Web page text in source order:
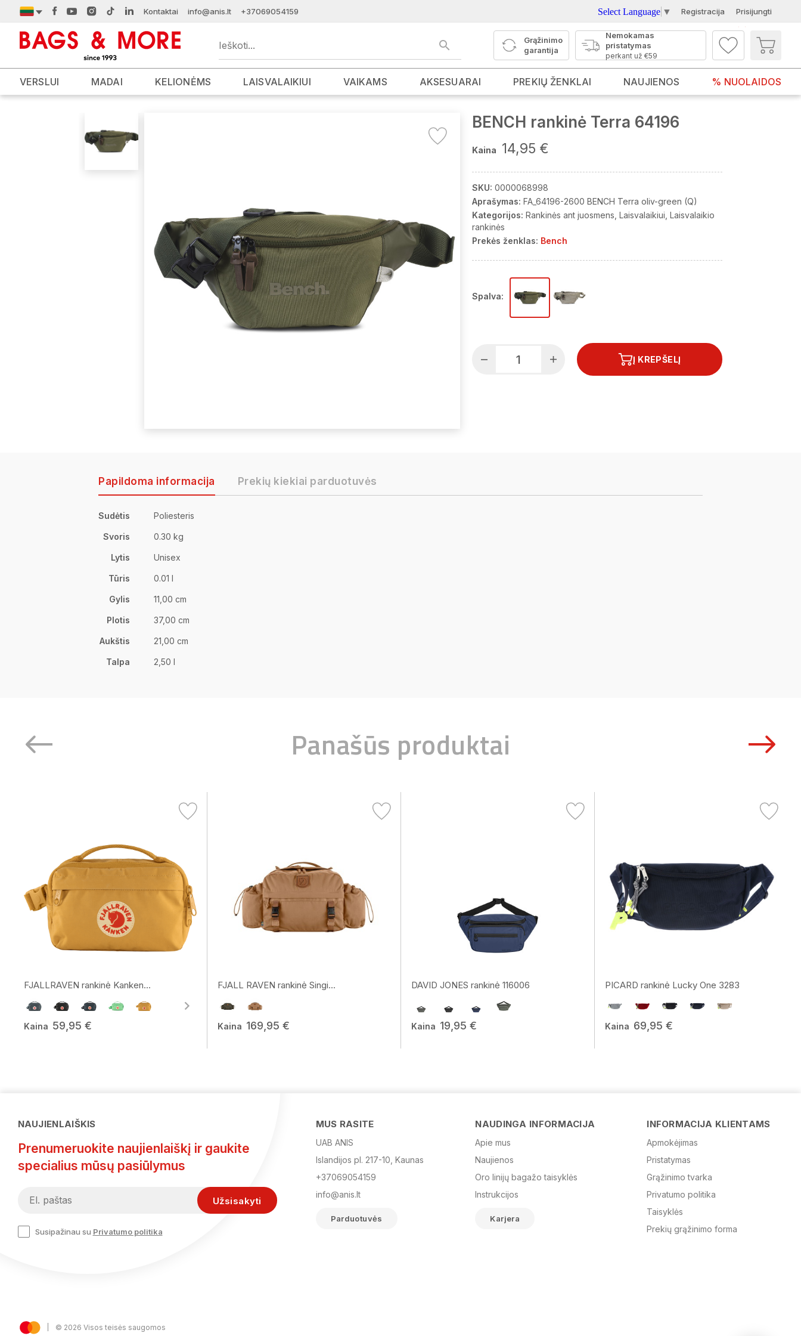
Kontaktai info@anis.lt +37069054159 Select Language ▼ Registracija Prisijungti
Grąžinimo
garantija
Nemokamas
pristatymas
perkant už €59
VERSLUI MADAI KELIONĖMS LAISVALAIKIUI VAIKAMS AKSESUARAI PREKIŲ ŽENKLAI NAUJIENOS % NUOLAIDOS
BENCH rankinė Terra 64196
Kaina 14,95 €
SKU: 0000068998
Aprašymas: FA_64196-2600 BENCH Terra oliv-green (Q)
Kategorijos: Rankinės ant juosmens Laisvalaikiui Laisvalaikio
rankinės
Prekės ženklas: Bench
Spalva:
Į KREPŠELĮ
Papildoma informacija Prekių kiekiai parduotuvės
Sudėtis Poliesteris
Svoris 0.30 kg
Lytis Unisex
Tūris 0.01 l
Gylis 11,00 cm
Plotis 37,00 cm
Aukštis 21,00 cm
Talpa 2,50 l
Panašūs produktai
FJALLRAVEN rankinė Kanken...
Kaina 59,95 €
FJALL RAVEN rankinė Singi...
Kaina 169,95 €
DAVID JONES rankinė 116006
Kaina 19,95 €
PICARD rankinė Lucky One 3283
Kaina 69,95 €
NAUJIENLAIŠKIS
Prenumeruokite naujienlaiškį ir gaukite
specialius mūsų pasiūlymus
Susipažinau su Privatumo politika
MUS RASITE
UAB ANIS
Islandijos pl. 217-10, Kaunas
+37069054159
info@anis.lt
Parduotuvės
NAUDINGA INFORMACIJA
Apie mus
Naujienos
Oro linijų bagažo taisyklės
Instrukcijos
Karjera
INFORMACIJA KLIENTAMS
Apmokėjimas
Pristatymas
Grąžinimo tvarka
Privatumo politika
Taisyklės
Prekių grąžinimo forma
© 2026 Visos teisės saugomos